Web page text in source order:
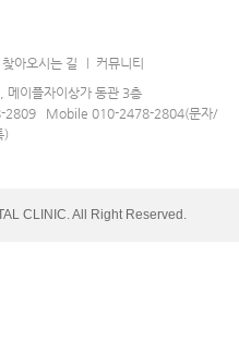
찾아오시는 길
커뮤니티
메이플자이상가 동관 3층
2809 Mobile 010-2478-2804(문자/
)
CLINIC. All Right Reserved.